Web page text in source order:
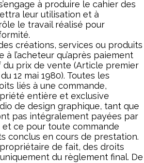
à produire le cahier des
leur utilisation et à
le travail réalisé pour
créations, services ou produits
l’acheteur qu’après paiement
prix de vente (Article premier
12 mai 1980). Toutes les
liés à une commande,
entière et exclusive
de design graphique, tant que
pas intégralement payées par
ce pour toute commande
conclus en cours de prestation.
de fait, des droits
du règlement final. De